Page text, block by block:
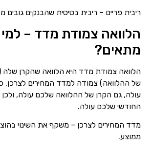
ריבית פריים – ריבית בסיסית שהבנקים גובים
הלוואה צמודת מדד –
מתאים?
הלוואה צמודת מדד היא הלוואה שהקרן שלה
של ההלוואה) צמודה למדד המחירים
עולה, גם הקרן של ההלוואה שלכם עולה,
החודשי שלכם עולה.
מדד המחירים לצרכן – משקף את השינוי
ממוצע.